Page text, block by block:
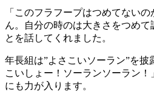
「このフラフープはつめてない
ん。自分の時のは大きさをつめて
とを話してくれました。
年長組は”よさこいソーラン”を披
こいしょー！ソーランソーラン！
にも力が入ります。